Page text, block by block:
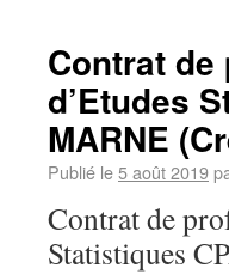
Contrat
d’Etudes
MARNE
Publié le5 août 2019
Contrat de
Statistiques